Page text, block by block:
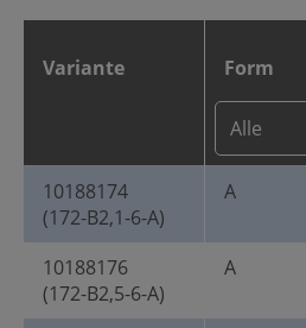
Variante Form
10188174
(172-B2,1-6-A)
A
10188176
(172-B2,5-6-A)
A